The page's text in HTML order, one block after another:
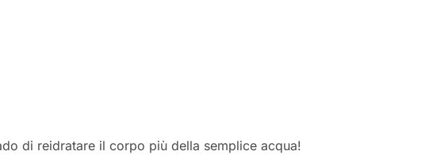
di reidratare il corpo più della semplice acqua!